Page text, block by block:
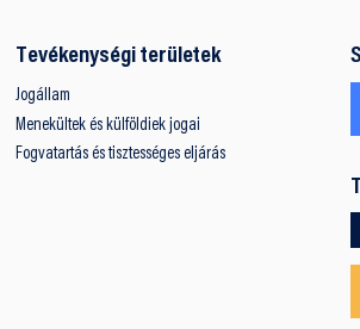
Tevékenységi területek
Jogállam
Menekültek és külföldiek jogai
Fogvatartás és tisztességes eljárás